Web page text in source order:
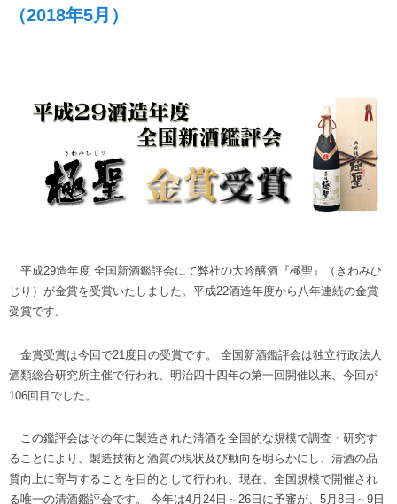
（2018年5月）
平成29造年度 全国新酒鑑評会にて弊社の大吟醸酒『極聖』（きわみひ
じり）が金賞を受賞いたしました。平成22酒造年度から八年連続の金賞
受賞です。
金賞受賞は今回で21度目の受賞です。 全国新酒鑑評会は独立行政法人
酒類総合研究所主催で行われ、明治四十四年の第一回開催以来、今回が
106回目でした。
この鑑評会はその年に製造された清酒を全国的な規模で調査・研究す
ることにより、製造技術と酒質の現状及び動向を明らかにし、清酒の品
質向上に寄与することを目的として行われ、現在、全国規模で開催され
る唯一の清酒鑑評会です。 今年は4月24日～26日に予審が、5月8日～9日